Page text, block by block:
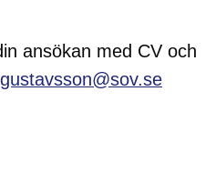
ansökan med CV och